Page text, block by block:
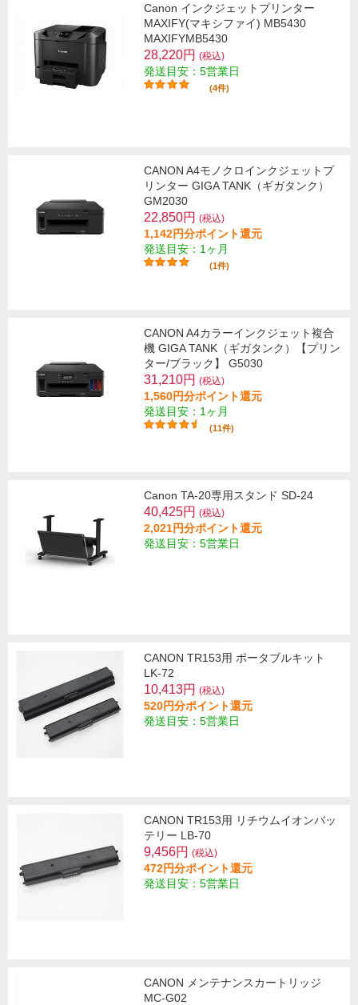
Canon インクジェットプリンター
MAXIFY(マキシファイ) MB5430
MAXIFYMB5430
28,220円 (税込)
発送目安：5営業日
(4件)
CANON A4モノクロインクジェットプ
リンター GIGA TANK（ギガタンク）
GM2030
22,850円 (税込)
1,142円分ポイント還元
発送目安：1ヶ月
(1件)
CANON A4カラーインクジェット複合
機 GIGA TANK（ギガタンク）【プリン
ター/ブラック】 G5030
31,210円 (税込)
1,560円分ポイント還元
発送目安：1ヶ月
(11件)
Canon TA-20専用スタンド SD-24
40,425円 (税込)
2,021円分ポイント還元
発送目安：5営業日
CANON TR153用 ポータブルキット
LK-72
10,413円 (税込)
520円分ポイント還元
発送目安：5営業日
CANON TR153用 リチウムイオンバッ
テリー LB-70
9,456円 (税込)
472円分ポイント還元
発送目安：5営業日
CANON メンテナンスカートリッジ
MC-G02